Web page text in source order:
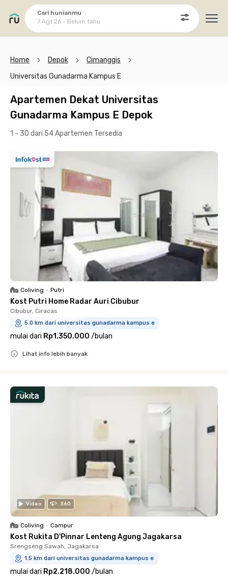
Cari hunianmu
7 Agt 26 - Belum tahu
Home Depok
Cimanggis
Universitas Gunadarma Kampus E
Apartemen Dekat Universitas
Gunadarma Kampus E Depok
1 - 30 dari 54 Apartemen Tersedia
Coliving • Putri
Kost Putri Home Radar Auri Cibubur
Cibubur, Ciracas
5.0 km dari universitas gunadarma kampus e
mulai dari Rp1.350.000 /bulan
Lihat info lebih banyak
Video 360
Coliving • Campur
Kost Rukita D'Pinnar Lenteng Agung Jagakarsa
Srengseng Sawah, Jagakarsa
1.5 km dari universitas gunadarma kampus e
mulai dari Rp2.218.000 /bulan